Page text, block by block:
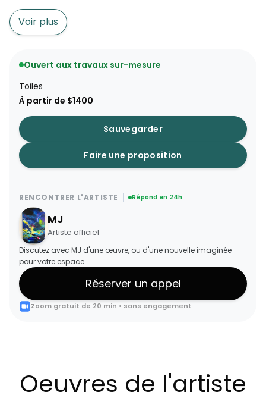
Voir plus
Ouvert aux travaux sur-mesure
Toiles
À partir de $1400
Sauvegarder
Faire une proposition
RENCONTRER L'ARTISTE Répond en 24h
MJ
Artiste officiel
Discutez avec MJ d'une œuvre, ou d'une nouvelle imaginée
pour votre espace.
Réserver un appel
Zoom gratuit de 20 min • sans engagement
Oeuvres de l'artiste